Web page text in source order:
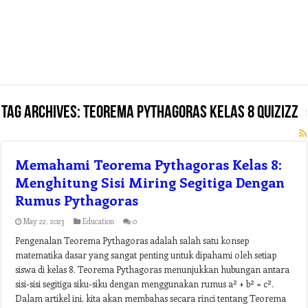
Tag Archives:teorema pythagoras kelas 8 quizizz
Memahami Teorema Pythagoras Kelas 8:
Menghitung Sisi Miring Segitiga Dengan
Rumus Pythagoras
May 22, 2023 Education 0
Pengenalan Teorema Pythagoras adalah salah satu konsep
matematika dasar yang sangat penting untuk dipahami oleh setiap
siswa di kelas 8. Teorema Pythagoras menunjukkan hubungan antara
sisi-sisi segitiga siku-siku dengan menggunakan rumus a² + b² = c².
Dalam artikel ini, kita akan membahas secara rinci tentang Teorema